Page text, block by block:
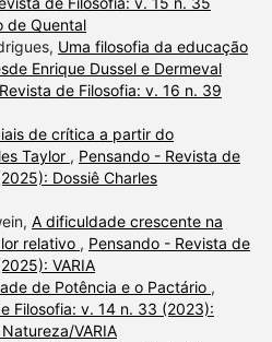
de Quental
Uma filosofia da educação
Enrique Dussel e Dermeval
de Filosofia: v. 16 n. 39
de crítica a partir do
Taylor , Pensando - Revista de
Dossiê Charles
A dificuldade crescente na
relativo , Pensando - Revista de
VARIA
de Potência e o Pactário ,
Filosofia: v. 14 n. 33 (2023):
VARIA